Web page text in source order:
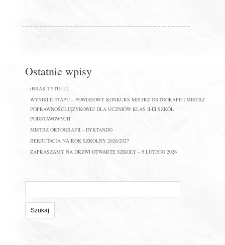
Ostatnie wpisy
(BRAK TYTUŁU)
WYNIKI II ETAPU – POWIATOWY KONKURS MISTRZ ORTOGRAFII I MISTRZ
POPRAWNOŚCI JĘZYKOWEJ DLA UCZNIÓW KLAS II-III SZKÓŁ
PODSTAWOWYCH
MISTRZ ORTOGRAFII – DYKTANDO
REKRUTACJA NA ROK SZKOLNY 2026/2027
ZAPRASZAMY NA DRZWI OTWARTE SZKOŁY – 5 LUTEGO 2026
stronie: